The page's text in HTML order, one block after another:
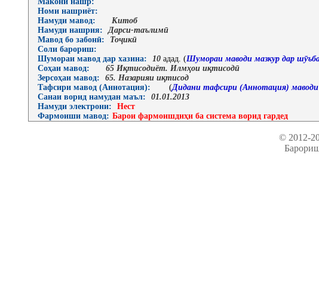
Номи нашриёт:
Намуди мавод:
Китоб
Намуди нашрия:
Дарси-таълимӣ
Мавод бо забонӣ:
Тоҷикӣ
Соли барориш:
Шумораи мавод дар хазина:
10 адад. (Шумораи маводи мазкур дар
Соҳаи мавод:
65 Иқтисодиёт. Илмҳои иқтисодӣ
Зерсоҳаи мавод:
65. Назарияи иқтисод
Тафсири мавод (Аннотация):
(Дидани тафсири (Аннотация) маводи
Санаи ворид намудан маъл:
01.01.2013
Намуди электрони:
Нест
Фармоиши мавод: Барои фармоишдиҳи ба система ворид гардед
© 2012-